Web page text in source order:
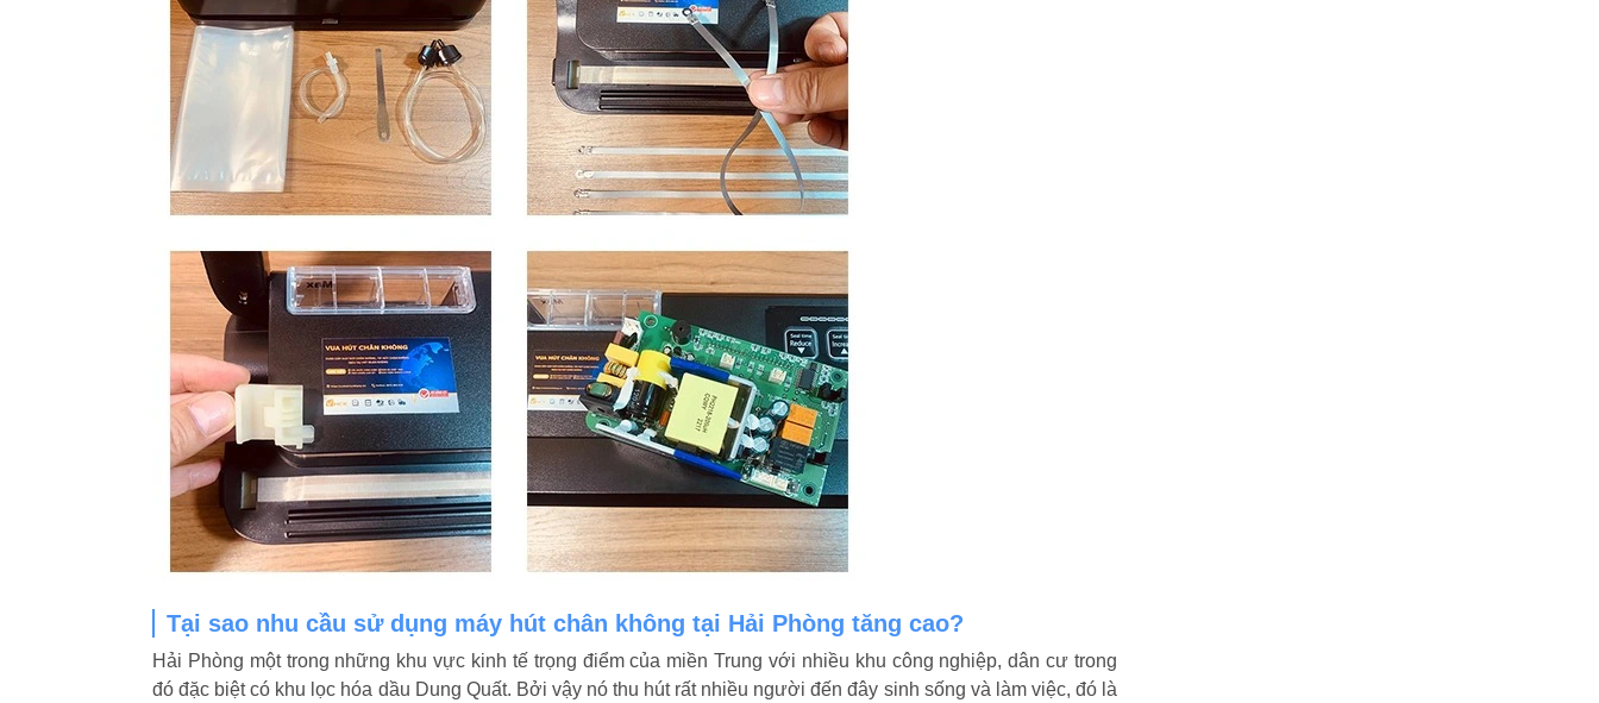
Tại sao nhu cầu sử dụng máy hút chân không tại Hải Phòng tăng cao?
Hải Phòng một trong những khu vực kinh tế trọng điểm của miền Trung với nhiều khu công nghiệp, dân cư trong
đó đặc biệt có khu lọc hóa dầu Dung Quất. Bởi vậy nó thu hút rất nhiều người đến đây sinh sống và làm việc, đó là